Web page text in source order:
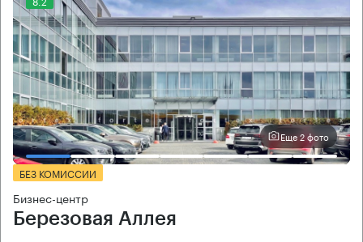
Еще 2 фото
БЕЗ КОМИССИИ
Бизнес-центр
Березовая Аллея